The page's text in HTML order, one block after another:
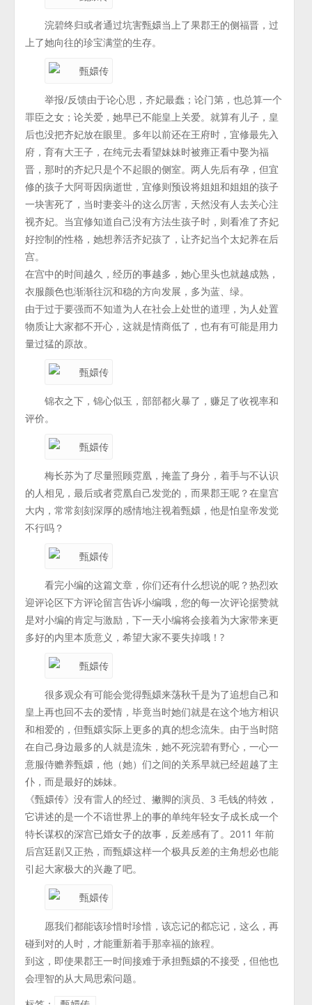
浣碧终归或者通过坑害甄嬛当上了果郡王的侧福晋，过
上了她向往的珍宝满堂的生存。
举报/反馈由于论心思，齐妃最蠢；论门第，也总算一个
罪臣之女；论关爱，她早已不能皇上关爱。就算有儿子，皇
后也没把齐妃放在眼里。多年以前还在王府时，宜修最先入
府，育有大王子，在纯元去看望妹妹时被雍正看中娶为福
晋，那时的齐妃只是个不起眼的侧室。两人先后有孕，但宜
修的孩子大阿哥因病逝世，宜修则预设将姐姐和姐姐的孩子
一块害死了，当时妻妾斗的这么厉害，天然没有人去关心注
视齐妃。当宜修知道自己没有方法生孩子时，则看准了齐妃
好控制的性格，她想养活齐妃孩了，让齐妃当个太妃养在后
宫。
在宫中的时间越久，经历的事越多，她心里头也就越成熟，
衣服颜色也渐渐往沉和稳的方向发展，多为蓝、绿。
由于过于要强而不知道为人在社会上处世的道理，为人处置
物质让大家都不开心，这就是情商低了，也有有可能是用力
量过猛的原故。
锦衣之下，锦心似玉，部部都火暴了，赚足了收视率和
评价。
梅长苏为了尽量照顾霓凰，掩盖了身分，着手与不认识
的人相见，最后或者霓凰自己发觉的，而果郡王呢？在皇宫
大内，常常刻刻深厚的感情地注视着甄嬛，他是怕皇帝发觉
不行吗？
看完小编的这篇文章，你们还有什么想说的呢？热烈欢
迎评论区下方评论留言告诉小编哦，您的每一次评论据赞就
是对小编的肯定与激励，下一天小编将会接着为大家带来更
多好的内里本质意义，希望大家不要失掉哦！?
很多观众有可能会觉得甄嬛来荡秋千是为了追想自己和
皇上再也回不去的爱情，毕竟当时她们就是在这个地方相识
和相爱的，但甄嬛实际上更多的真的想念流朱。由于当时陪
在自己身边最多的人就是流朱，她不死浣碧有野心，一心一
意服侍赡养甄嬛，他（她）们之间的关系早就已经超越了主
仆，而是最好的姊妹。
《甄嬛传》没有雷人的经过、撇脚的演员、3 毛钱的特效，
它讲述的是一个不谙世界上的事的单纯年轻女子成长成一个
特长谋权的深宫已婚女子的故事，反差感有了。2011 年前
后宫廷剧又正热，而甄嬛这样一个极具反差的主角想必也能
引起大家极大的兴趣了吧。
愿我们都能该珍惜时珍惜，该忘记的都忘记，这么，再
碰到对的人时，才能重新着手那幸福的旅程。
到这，即使果郡王一时间接难于承担甄嬛的不接受，但他也
会理智的从大局思索问题。